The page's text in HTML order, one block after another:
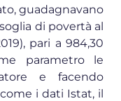
guadagnavano
di povertà al
pari a 984,30
parametro le
e facendo
i dati Istat, il